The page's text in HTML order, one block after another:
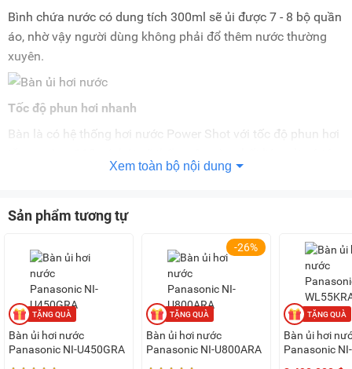
Bình chứa nước có dung tích 300ml sẽ ủi được 7 - 8 bộ quần
áo, nhờ vậy người dùng không phải đổ thêm nước thường
xuyên.
Tốc độ phun hơi nhanh
Bàn là có hệ thống hơi nước Power Shot với tốc độ phun hơi
dụng loại bỏ mùi hôi bám vào quần áo và giữ nguyên màu
Hệ thống này còn giúp loại bỏ hoàn toàn lượng nước còn lại
và liên tục loại bỏ cặn vôi trong các lỗ thông hơi.
Tính năng chống nhỏ giọt, chống bám cặn
Bàn là có tính năng chống nhỏ giọt sẽ ngăn chặn hiện tượng
rò rỉ nước khi bàn ủi ở nhiệt độ thấp, giữ cho quần áo không
bị lấm tấm nước, không gây cháy nổ.
Trong bình nước có canxi metaphosphate sẽ chống hình
Xem toàn bộ nội dung
Sản phẩm tương tự
Bàn ủi hơi nước
Panasonic NI-U450GRA
-26%
Bàn ủi hơi nước
Panasonic NI-U800ARA
Bàn ủi hơi
Panasonic